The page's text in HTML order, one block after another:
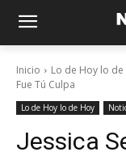
Inicio Lo de Hoy lo de
Fue Tú Culpa
Lo de Hoy lo de Hoy
Jessica